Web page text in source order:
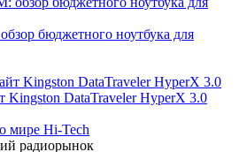
бюджетного ноутбука для
Kingston DataTraveler HyperX 3.0
радиорынок